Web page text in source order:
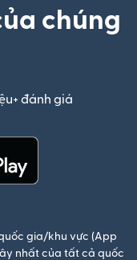
chúng
đánh giá
gia/khu vực (App
nhất của tất cả quốc